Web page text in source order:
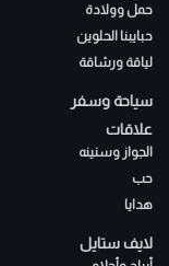
حمل وولادة
حبايبنا الحلوين
لياقة ورشاقة
سياحة وسفر
علاقات
الجواز وسنينه
حب
هدايا
لايف ستايل